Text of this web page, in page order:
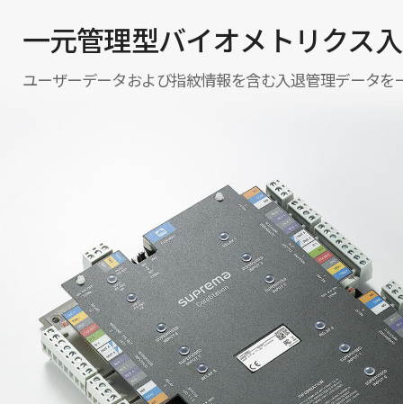
一元管理型バイオメトリクス
ユーザーデータおよび指紋情報を含む入退管理データを